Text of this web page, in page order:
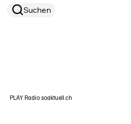
Suchen
PLAY Radio soaktuell.ch